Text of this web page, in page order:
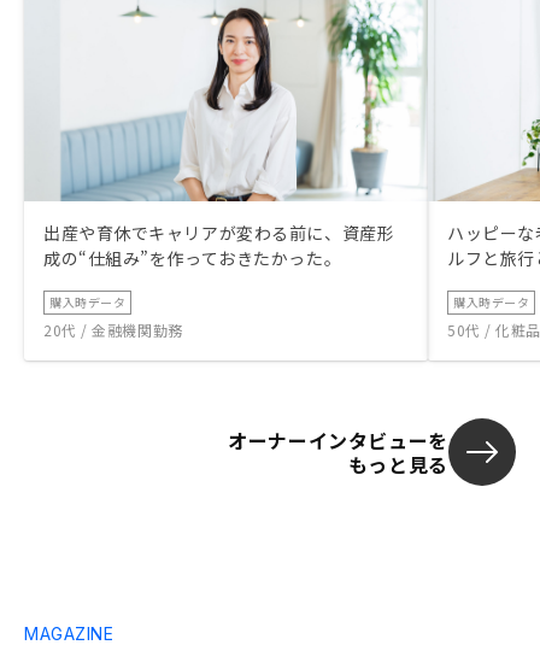
出産や育休でキャリアが変わる前に、資産形
成の“仕組み”を作っておきたかった。
購入時データ
20代 / 金融機関勤務
ハッピー
ルフと旅
購入時データ
50代 / 化粧
オーナーインタビューを
もっと見る
MAGAZINE